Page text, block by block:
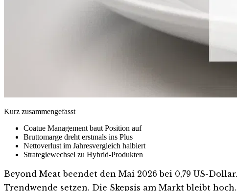
Kurz zusammengefasst
Coatue Management baut Position auf
Bruttomarge dreht erstmals ins Plus
Nettoverlust im Jahresvergleich halbiert
Strategiewechsel zu Hybrid-Produkten
Beyond Meat beendet den Mai 2026 bei 0,79 US-
Trendwende setzen. Die Skepsis am Markt bleibt